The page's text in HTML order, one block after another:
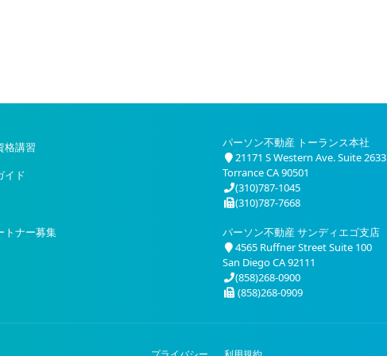
格講習
イド
トナー募集
パーソン不動産 トーランス本社
21171 S Western Ave. Suite 2633
Torrance CA 90501
(310)787-1045
(310)787-7668
パーソン不動産 サンディエゴ支店
4565 Ruffner Street Suite 100
San Diego CA 92111
(858)268-0900
(858)268-0909